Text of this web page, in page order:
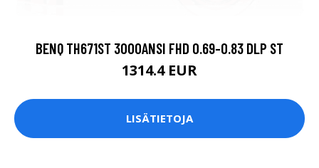
BENQ TH671ST 3000ANSI FHD 0.69-0.83 DLP ST
1314.4 EUR
LISÄTIETOJA